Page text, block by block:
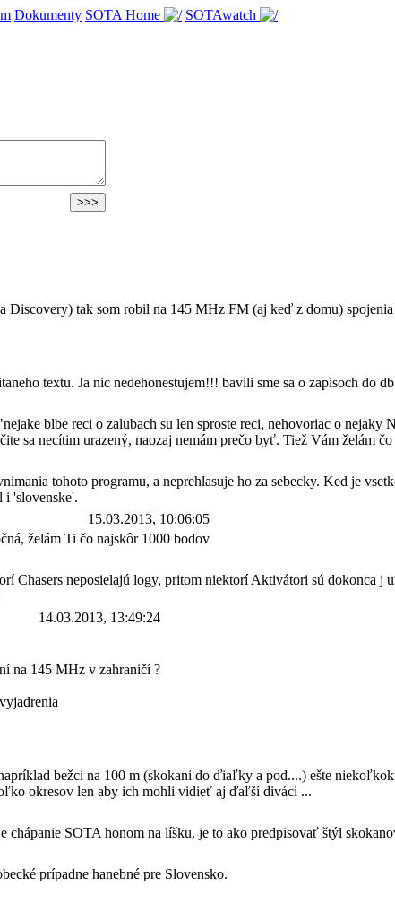
Dokumenty SOTA Home SOTAwatch
Discovery) tak som robil na 145 MHz FM (aj keď z domu)
textu. Ja nic nedehonestujem!!! bavili sme sa o zapisoch do
blbe reci o zalubach su len sproste reci, nehovoriac o nejaky
sa necítim urazený, naozaj nemám prečo byť. Tiež Vám želám
tohoto programu, a neprehlasuje ho za sebecky. Ked je
i 'slovenske'.
15.03.2013, 10:06:05
želám Ti čo najskôr 1000 bodov
Chasers neposielajú logy, pritom niektorí Aktivátori sú dokonca j
14.03.2013, 13:49:24
na 145 MHz v zahraničí ?
bežci na 100 m (skokani do ďiaľky a pod....) ešte
okresov len aby ich mohli vidieť aj ďaľší diváci ...
SOTA honom na líšku, je to ako predpisovať štýl
prípadne hanebné pre Slovensko.